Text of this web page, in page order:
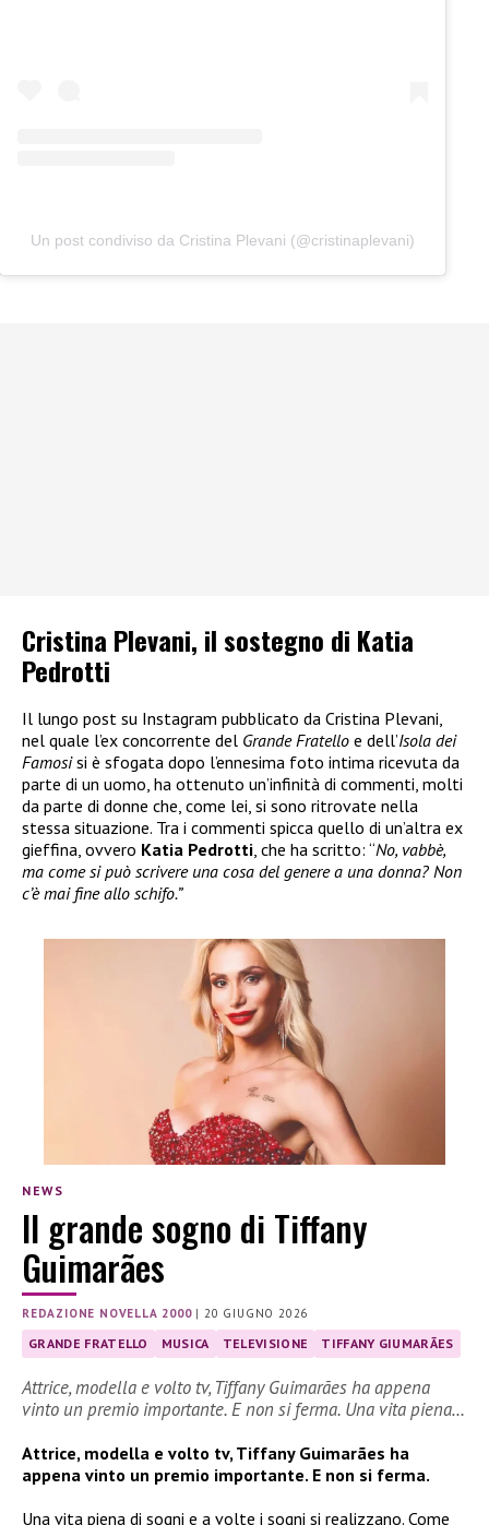
Un post condiviso da Cristina Plevani (@cristinaplevani)
Cristina Plevani, il sostegno di Katia
Pedrotti
Il lungo post su Instagram pubblicato da Cristina Plevani,
nel quale l’ex concorrente del Grande Fratello e dell’Isola dei
Famosisi è sfogata dopo l’ennesima foto intima ricevuta da
parte di un uomo, ha ottenuto un’infinità di commenti, molti
da parte di donne che, come lei, si sono ritrovate nella
stessa situazione. Tra i commenti spicca quello di un’altra ex
gieffina, ovvero Katia Pedrotti, che ha scritto: “No, vabbè,
ma come si può scrivere una cosa del genere a una donna? Non
c’è mai fine allo schifo.”
NEWS
Il grande sogno di Tiffany
Guimarães
REDAZIONE NOVELLA 2000|20 GIUGNO 2026
GRANDE FRATELLO MUSICA TELEVISIONE TIFFANY GIUMARÃES
Attrice, modella e volto tv, Tiffany Guimarães ha appena
vinto un premio importante. E non si ferma. Una vita piena…
Attrice, modella e volto tv, Tiffany Guimarães ha
appena vinto un premio importante. E non si ferma.
Una vita piena di sogni e a volte i sogni si realizzano. Come